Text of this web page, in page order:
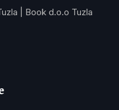
| Book d.o.o Tuzla